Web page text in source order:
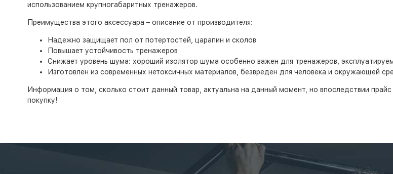
использованием крупногабаритных тренажеров.
Преимущества этого аксессуара – описание от производителя:
Надежно защищает пол от потертостей, царапин и сколов
Повышает устойчивость тренажеров
Снижает уровень шума: хороший изолятор шума особенно важен для тренажеров,
Изготовлен из современных нетоксичных материалов, безвреден для человека и окружающей
Информация о том, сколько стоит данный товар, актуальна на данный момент, но впоследствии
покупку!